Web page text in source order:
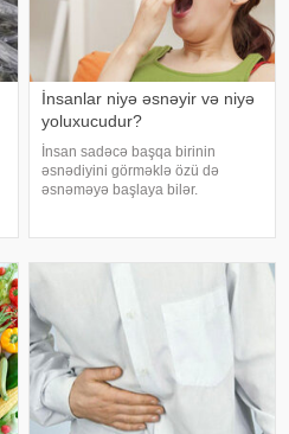
İnsanlar niyə əsnəyir və niyə
yoluxucudur?
İnsan sadəcə başqa birinin
əsnədiyini görməklə özü də
əsnəməyə başlaya bilər.
verir ki, əsnəmək insan
orqanizminin ən adi